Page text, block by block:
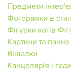
Предмети
Фоторамки в
Фігурки котів
Картини та
Вішалки
Канцелярія і